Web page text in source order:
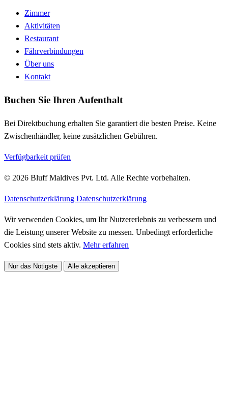
Zimmer
Aktivitäten
Restaurant
Fährverbindungen
Über uns
Kontakt
Buchen Sie Ihren Aufenthalt
Bei Direktbuchung erhalten Sie garantiert die besten Preise. Keine
Zwischenhändler, keine zusätzlichen Gebühren.
Verfügbarkeit prüfen
© 2026 Bluff Maldives Pvt. Ltd. Alle Rechte vorbehalten.
Datenschutzerklärung Datenschutzerklärung
Wir verwenden Cookies, um Ihr Nutzererlebnis zu verbessern und
die Leistung unserer Website zu messen. Unbedingt erforderliche
Cookies sind stets aktiv. Mehr erfahren
Nur das Nötigste Alle akzeptieren